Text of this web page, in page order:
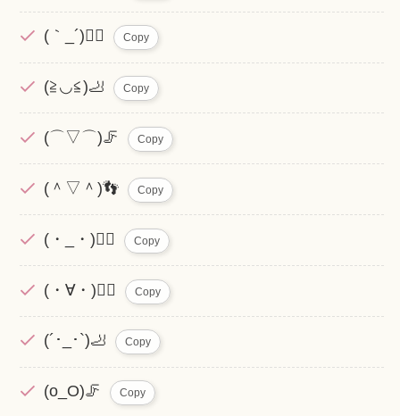
(｀_´)🏃‍♂️ Copy
(≧◡≦)🦶 Copy
(⌒▽⌒)🦵 Copy
(＾▽＾)👣 Copy
(・_・)🚶‍♀️ Copy
(・∀・)🏃‍♂️ Copy
(´･_･`)🦶 Copy
(o_O)🦵 Copy